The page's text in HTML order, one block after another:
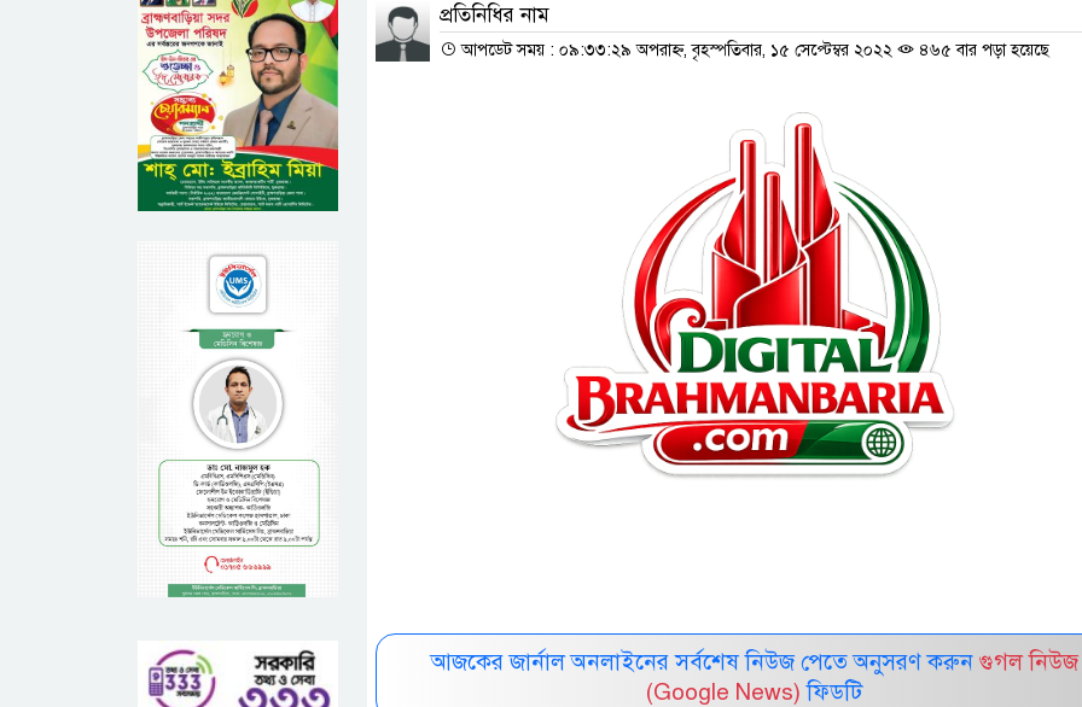
প্রতিনিধির নাম
আপডেট সময় : ০৯:৩৩:২৯ অপরাহ্ন, বৃহস্পতিবার, ১৫ সেপ্টেম্বর ২০২২ ৪৬৫ বার পড়া হয়েছে
আজকের জার্নাল অনলাইনের সর্বশেষ নিউজ পেতে অনুসরণ করুন গুগল নিউজ
(Google News) ফিডটি